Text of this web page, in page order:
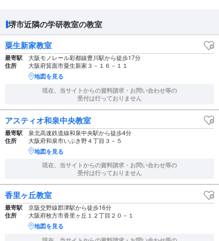
堺市近隣の学研教室の教室
粟生新家教室
最寄駅 大阪モノレール彩都線豊川駅から徒歩17分
住所 大阪府箕面市粟生新家３－１６－１１
地図を見る
現在、当サイトからの資料請求・お問い合わせ等の
受付は行っておりません
アスティオ和泉中央教室
最寄駅 泉北高速鉄道線和泉中央駅から徒歩4分
住所 大阪府和泉市いぶき野４丁目３－５
地図を見る
現在、当サイトからの資料請求・お問い合わせ等の
受付は行っておりません
香里ヶ丘教室
最寄駅 京阪交野線郡津駅から徒歩16分
住所 大阪府枚方市香里ヶ丘１２丁目２０－１
地図を見る